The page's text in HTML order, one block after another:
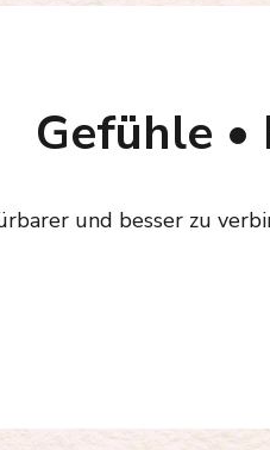
Gefühle
und besser zu